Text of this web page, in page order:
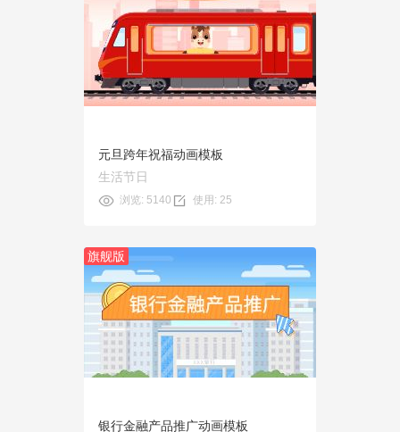
预览
元旦跨年祝福动画模板
生活节日
浏览: 5140 使用: 25
旗舰版
预览
使用
银行金融产品推广动画模板